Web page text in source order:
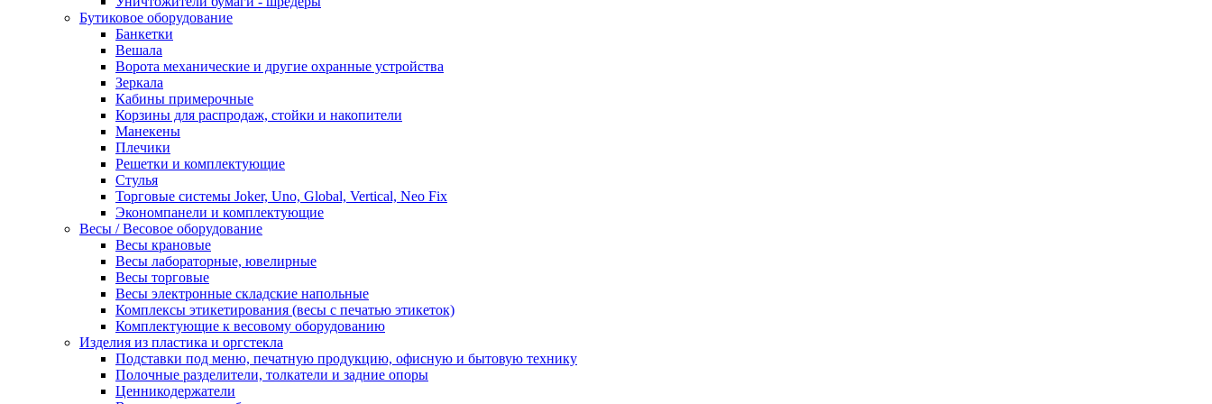
Бутиковое оборудование
Банкетки
Вешала
Ворота механические и другие охранные устройства
Зеркала
Кабины примерочные
Корзины для распродаж, стойки и накопители
Манекены
Плечики
Решетки и комплектующие
Стулья
Торговые системы Joker, Uno, Global, Vertical, Neo Fix
Экономпанели и комплектующие
Весы / Весовое оборудование
Весы крановые
Весы лабораторные, ювелирные
Весы торговые
Весы электронные складские напольные
Комплексы этикетирования (весы с печатью этикеток)
Комплектующие к весовому оборудованию
Изделия из пластика и оргстекла
Подставки под меню, печатную продукцию, офисную и бытовую технику
Полочные разделители, толкатели и задние опоры
Ценникодержатели